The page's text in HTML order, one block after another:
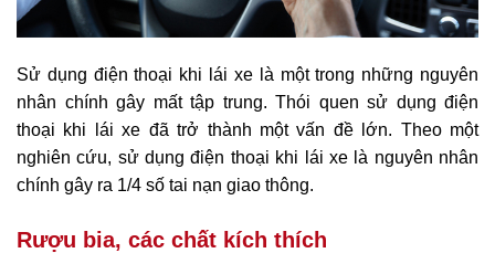
Sử dụng điện thoại khi lái xe là một trong những nguyên
nhân chính gây mất tập trung. Thói quen sử dụng điện
thoại khi lái xe đã trở thành một vấn đề lớn. Theo một
nghiên cứu, sử dụng điện thoại khi lái xe là nguyên nhân
chính gây ra 1/4 số tai nạn giao thông.
Rượu bia, các chất kích thích